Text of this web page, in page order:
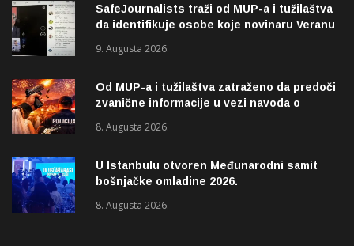
SafeJournalists traži od MUP-a i tužilaštva
da identifikuje osobe koje novinaru Veranu
9. Augusta 2026.
Od MUP-a i tužilaštva zatraženo da predoči
zvanične informacije u vezi navoda o
Pazaru
8. Augusta 2026.
U Istanbulu otvoren Međunarodni samit
bošnjačke omladine 2026.
8. Augusta 2026.